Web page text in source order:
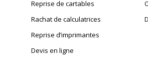
Reprise de cartables
Rachat de calculatrices
Reprise d’imprimantes
Devis en ligne